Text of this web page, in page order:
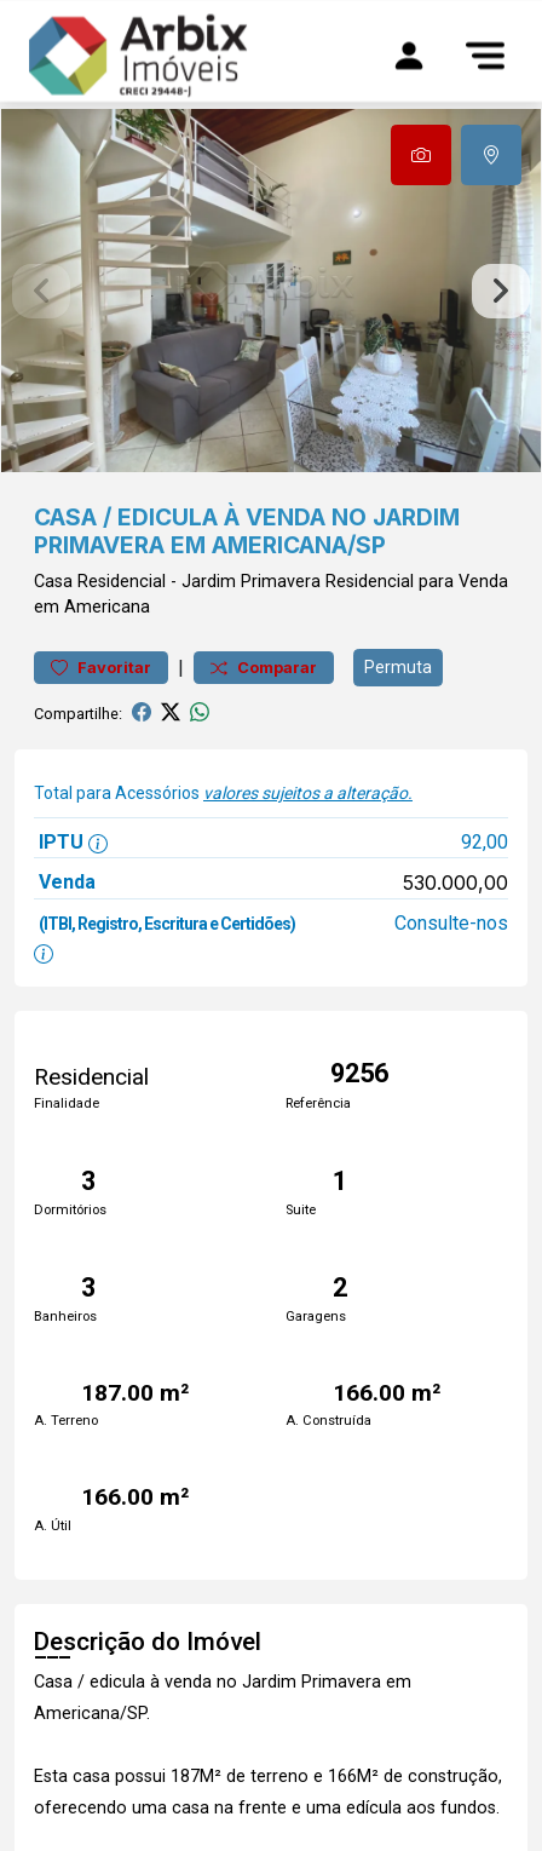
CASA / EDICULA À VENDA NO JARDIM
PRIMAVERA EM AMERICANA/SP
Casa Residencial - Jardim Primavera Residencial para Venda
em Americana
Favoritar | Comparar Permuta
Compartilhe:
Total para Acessórios valores sujeitos a alteração.
IPTU
92,00
Venda
530.000,00
(ITBI, Registro, Escritura e Certidões) Consulte-nos
Residencial
Finalidade
9256
Referência
3
Dormitórios
1
Suite
3
Banheiros
2
Garagens
187.00 m²
A. Terreno
166.00 m²
A. Construída
166.00 m²
A. Útil
Descrição do Imóvel
Casa / edicula à venda no Jardim Primavera em
Americana/SP.
Esta casa possui 187M² de terreno e 166M² de construção,
oferecendo uma casa na frente e uma edícula aos fundos.